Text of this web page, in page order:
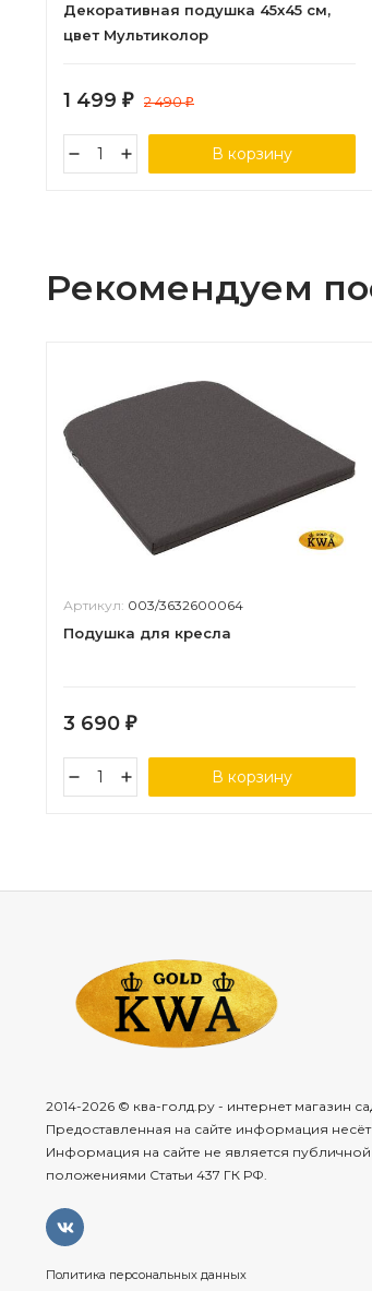
Декоративная подушка 45х45 см,
цвет Мультиколор
1 499 ₽ 2 490₽
В корзину
Рекомендуем
Артикул: 003/3632600064
Подушка для кресла
3 690 ₽
В корзину
2014-2026 © ква-голд.ру - интернет магазин
Предоставленная на сайте информация
Информация на сайте не является
положениями Статьи 437 ГК РФ.
Политика персональных данных